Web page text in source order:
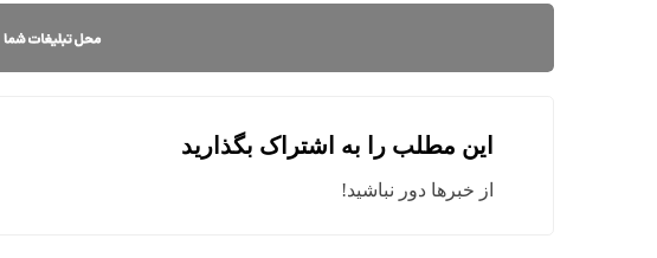
این مطلب را به اشتراک بگذارید
از خبرها دور نباشید!